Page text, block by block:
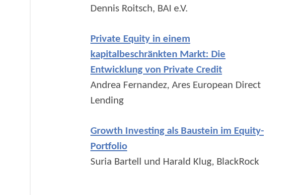
Dennis Roitsch, BAI e.V.
Private Equity in einem
kapitalbeschränkten Markt: Die
Entwicklung von Private Credit
Andrea Fernandez, Ares European Direct
Lending
Growth Investing als Baustein im Equity-
Portfolio
Suria Bartell und Harald Klug, BlackRock